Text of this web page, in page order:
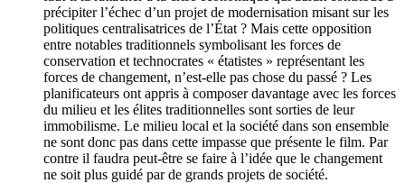
précipiter l’échec d’un projet de modernisation misant sur les
politiques centralisatrices de l’État ? Mais cette opposition
entre notables traditionnels symbolisant les forces de
conservation et technocrates « étatistes » représentant les
forces de changement, n’est-elle pas chose du passé ? Les
planificateurs ont appris à composer davantage avec les forces
du milieu et les élites traditionnelles sont sorties de leur
immobilisme. Le milieu local et la société dans son ensemble
ne sont donc pas dans cette impasse que présente le film. Par
contre il faudra peut-être se faire à l’idée que le changement
ne soit plus guidé par de grands projets de société.